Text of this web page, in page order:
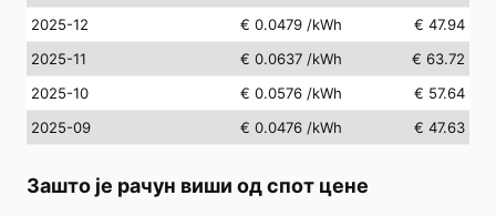
2025-12
€ 0.0479 /kWh
€ 47.94
2025-11
€ 0.0637 /kWh
€ 63.72
2025-10
€ 0.0576 /kWh
€ 57.64
2025-09
€ 0.0476 /kWh € 47.63
Зашто је рачун виши од спот цене